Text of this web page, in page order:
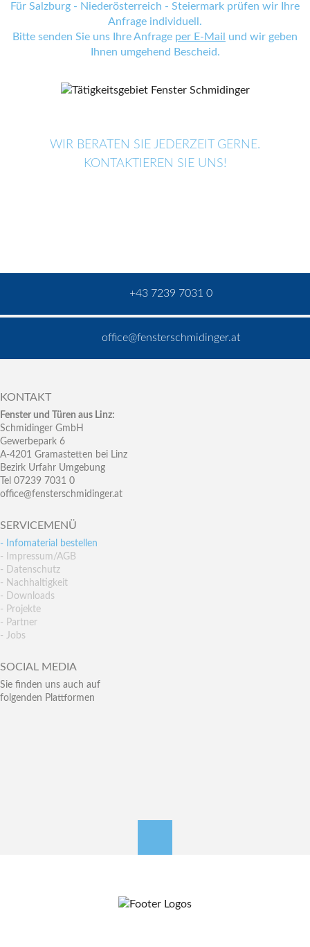
Für Salzburg - Niederösterreich - Steiermark prüfen wir Ihre
Anfrage individuell.
Bitte senden Sie uns Ihre Anfrage per E-Mail
und wir geben
Ihnen umgehend Bescheid.
WIR BERATEN SIE JEDERZEIT GERNE.
KONTAKTIEREN SIE UNS!
+43 7239 7031 0
office@fensterschmidinger.at
KONTAKT
Fenster und Türen aus Linz:
Schmidinger GmbH
Gewerbepark 6
A-4201 Gramastetten bei Linz
Bezirk Urfahr Umgebung
Tel 07239 7031 0
office@fensterschmidinger.at
SERVICEMENÜ
- Infomaterial bestellen
- Impressum/AGB
- Datenschutz
- Nachhaltigkeit
- Downloads
- Projekte
- Partner
- Jobs
SOCIAL MEDIA
Sie finden uns auch auf
folgenden Plattformen